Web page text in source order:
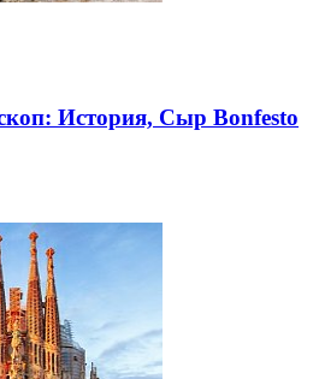
История, Сыр Bonfesto